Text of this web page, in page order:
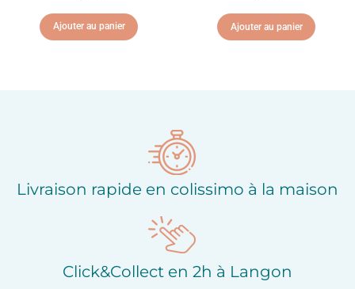
Ajouter au panier Ajouter au panier
Livraison rapide en colissimo à la maison
Click&Collect en 2h à Langon